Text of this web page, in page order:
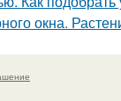
окна.